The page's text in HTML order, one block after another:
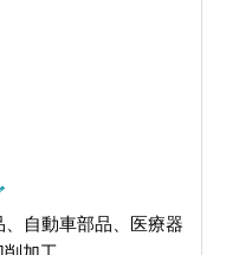
自動車部品、医療器